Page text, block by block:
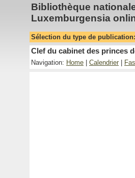
Bibliothèque
Luxemburgensia
Sélection du type de publication:
Clef du cabinet des princes
Navigation: Home Calendrier